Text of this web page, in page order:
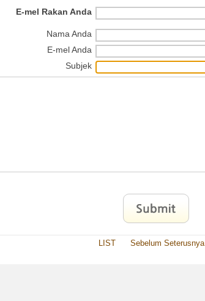
E-mel Rakan Anda
Nama Anda
E-mel Anda
Subjek
LIST Sebelum Seterusnya